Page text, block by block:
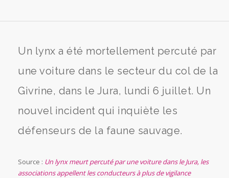
Un lynx a été mortellement percuté par
une voiture dans le secteur du col de la
Givrine, dans le Jura, lundi 6 juillet. Un
nouvel incident qui inquiète les
défenseurs de la faune sauvage.
Source : Un lynx meurt percuté par une voiture dans le Jura, les
associations appellent les conducteurs à plus de vigilance